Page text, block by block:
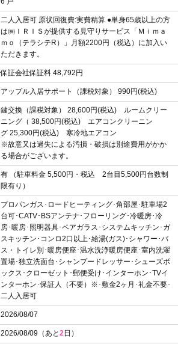
二人入居可 原状回復費:実費精算 ●単身65歳以上の方
は㈱ＩＲＩＳが提供する見守りサービス「Ｍｉｍａ
ｍｏ（テラシテR）」月額2200円（税込）に加入い
ただきます。
保証会社保証料 48,792円
アップル入居サポート（課税対象） 990円(税込)
鍵交換（課税対象） 28,600円(税込) ルームクリー
ニング（ 38,500円(税込) エアコンクリーニン
グ 25,300円(税込) 寒冷地エアコン
※故意又は過失による汚損・破損は別途費用がかか
る場合がございます。
有 （駐車料金 5,500円・税込 2台目5,500円台数制
限有り）
プロパンガス･ロードヒーティング･角部屋･駐車場2
台可･CATV･BSアンテナ･フローリング･冷暖房･冷
房･暖房･照明器具･ペアガラス･システムキッチン･ガ
スキッチン･コンロ2口以上･給湯(ガス)･シャワー･バ
ス・トイレ別･暖房便座･温水洗浄暖房便座･室内洗濯
置場･独立洗面台･シャンプードレッサー･シューズボ
ックス･クローゼット･郵便受け･インターホン･TVイ
ンターホン･保証人（不要）※･敷金2ヶ月･礼金不要･
二人入居可
2026/08/07
2026/08/09（あと2日）